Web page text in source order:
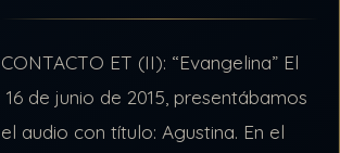
CONTACTO ET (II): “Evangelina” El
16 de junio de 2015, presentábamos
el audio con título: Agustina. En el